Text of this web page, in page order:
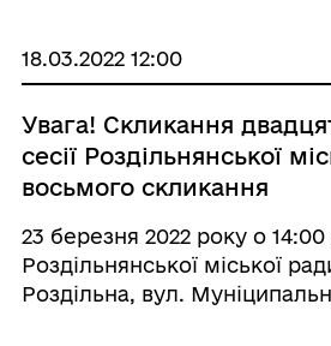
Вдень і вночі, іноді нав ...
18.03.2022 12:00
Увага! Скликання
сесії Роздільнянської
восьмого скликання
23 березня 2022 року о 14:00
Роздільнянської міської
Роздільна, вул.